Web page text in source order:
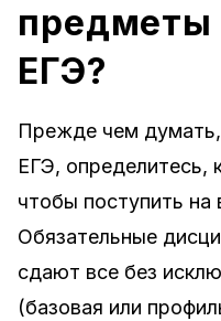
предметы
ЕГЭ?
Прежде чем думать,
ЕГЭ, определитесь,
чтобы поступить на
Обязательные
сдают все без
(базовая или